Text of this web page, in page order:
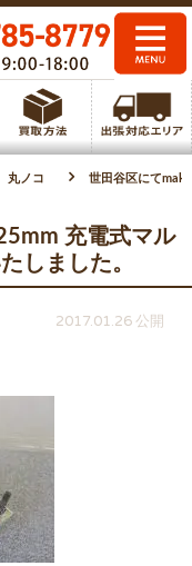
丸ノコ 世田谷区にて
充電式マル
しました。
2017.01.26 公開